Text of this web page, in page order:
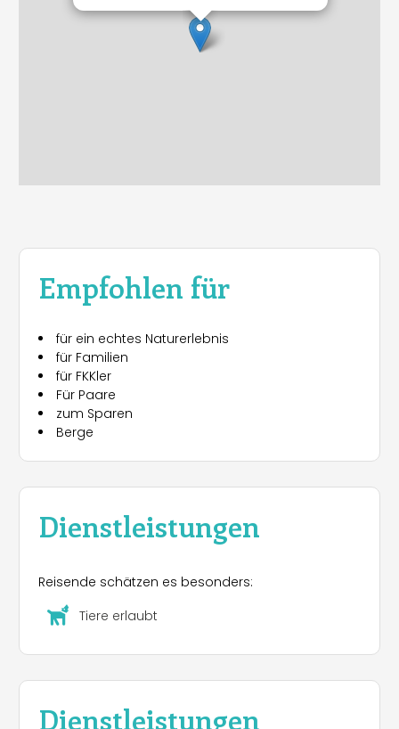
Empfohlen für
für ein echtes Naturerlebnis
für Familien
für FKKler
Für Paare
zum Sparen
Berge
Dienstleistungen
Reisende schätzen es besonders:
Tiere erlaubt
Dienstleistungen